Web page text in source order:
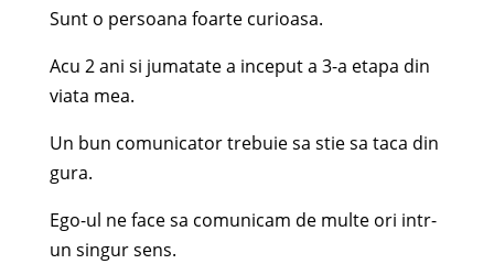
Sunt o persoana foarte curioasa.
Acu 2 ani si jumatate a inceput a 3-a etapa din
viata mea.
Un bun comunicator trebuie sa stie sa taca din
gura.
Ego-ul ne face sa comunicam de multe ori intr-
un singur sens.